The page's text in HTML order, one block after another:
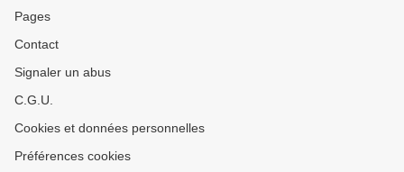
Pages
Contact
Signaler un abus
C.G.U.
Cookies et données personnelles
Préférences cookies